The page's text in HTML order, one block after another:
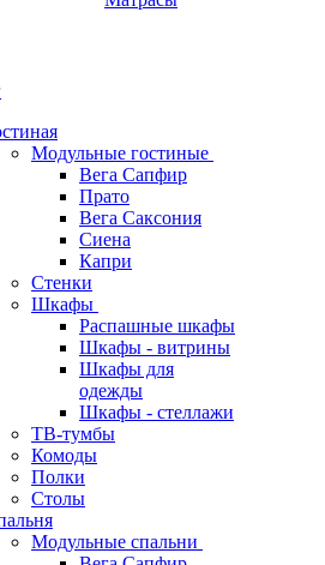
Модульные гостиные
Вега Сапфир
Прато
Вега Саксония
Сиена
Капри
Стенки
Шкафы
Распашные шкафы
Шкафы - витрины
Шкафы для
одежды
Шкафы - стеллажи
ТВ-тумбы
Комоды
Полки
Столы
Модульные спальни